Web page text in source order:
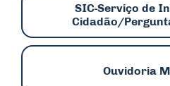
SIC-Serviço de
Cidadão/
Ouvidoria